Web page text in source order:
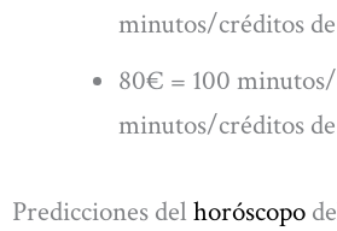
minutos/créditos
80€ = 100
minutos/créditos
Predicciones del horóscopo